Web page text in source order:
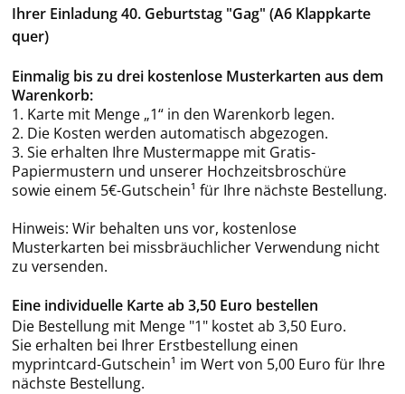
Ihrer Einladung 40. Geburtstag "Gag" (A6 Klappkarte
quer)
Einmalig bis zu drei kostenlose Musterkarten aus dem
Warenkorb:
1. Karte mit Menge „1“ in den Warenkorb legen.
2. Die Kosten werden automatisch abgezogen.
3. Sie erhalten Ihre Mustermappe mit Gratis-
Papiermustern und unserer Hochzeitsbroschüre
sowie einem 5€-Gutschein¹ für Ihre nächste Bestellung.
Hinweis: Wir behalten uns vor, kostenlose
Musterkarten bei missbräuchlicher Verwendung nicht
zu versenden.
Eine individuelle Karte ab 3,50 Euro bestellen
Die Bestellung mit Menge "1" kostet ab 3,50 Euro.
Sie erhalten bei Ihrer Erstbestellung einen
myprintcard-Gutschein¹ im Wert von 5,00 Euro für Ihre
nächste Bestellung.